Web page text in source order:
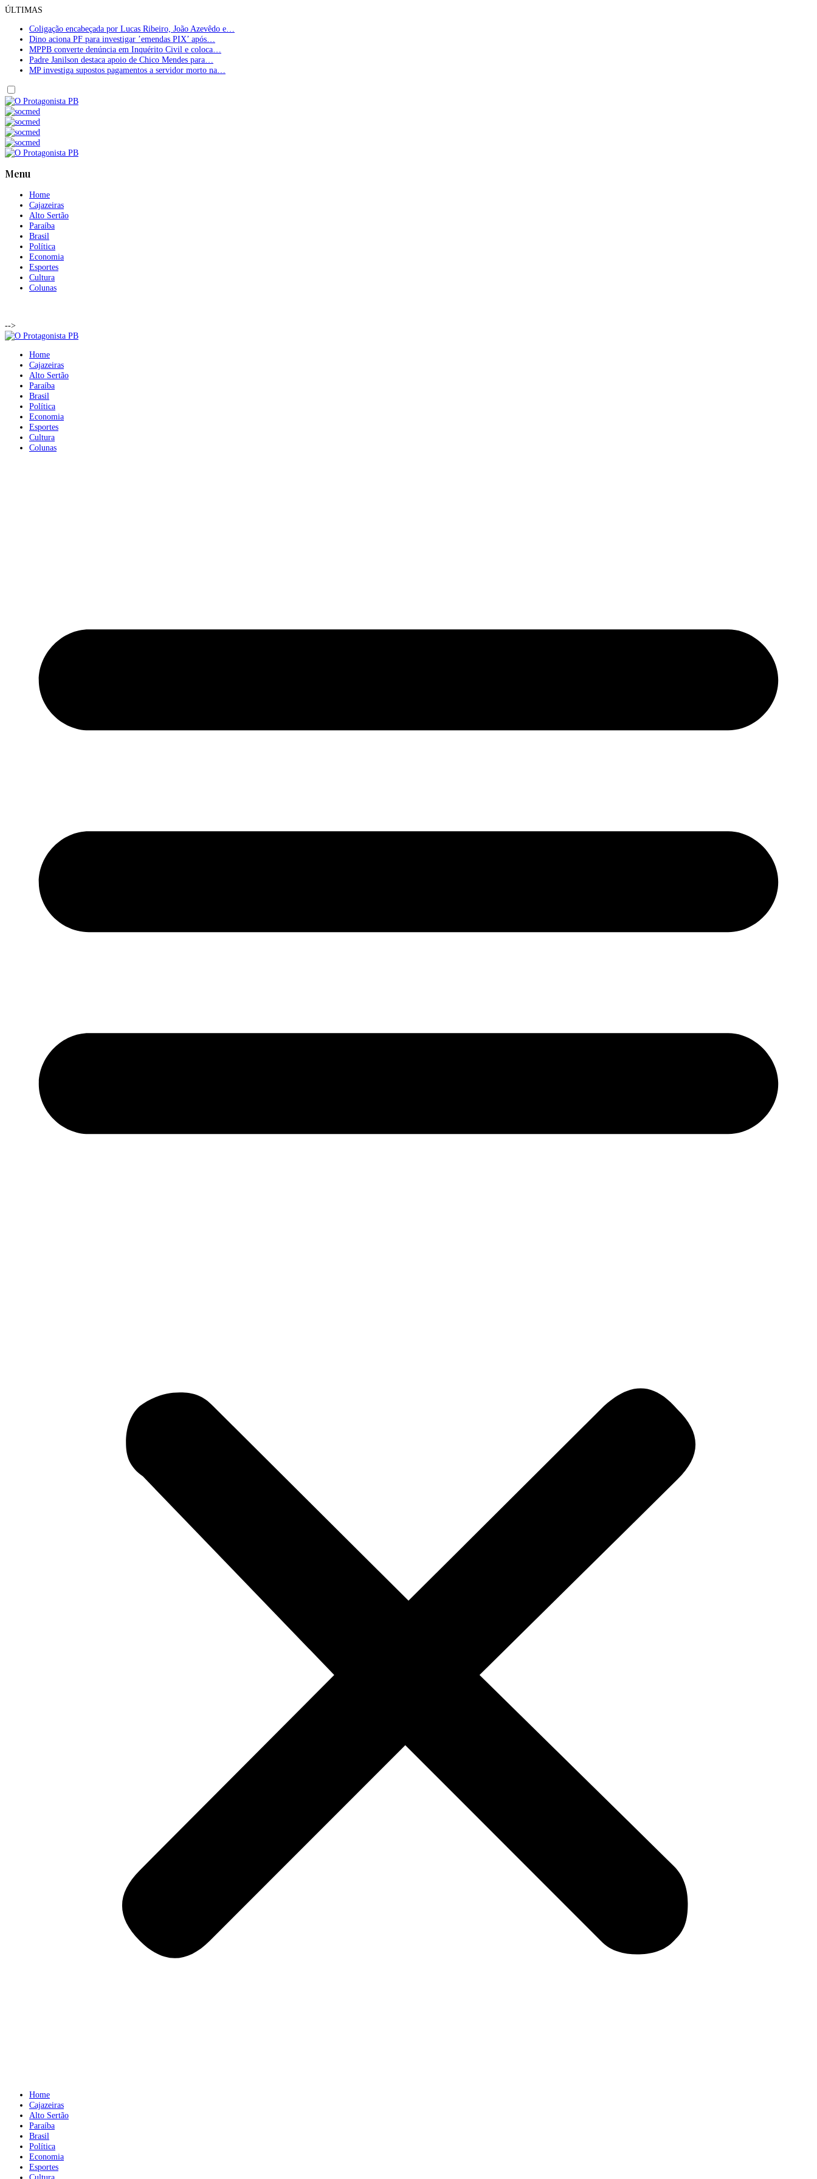
ÚLTIMAS
Coligação encabeçada por Lucas Ribeiro, João Azevêdo e…
Dino aciona PF para investigar ’emendas PIX’ após…
MPPB converte denúncia em Inquérito Civil e coloca…
Padre Janilson destaca apoio de Chico Mendes para…
MP investiga supostos pagamentos a servidor morto na…
Menu
Home
Cajazeiras
Alto Sertão
Paraíba
Brasil
Política
Economia
Esportes
Cultura
Colunas
-->
Home
Cajazeiras
Alto Sertão
Paraíba
Brasil
Política
Economia
Esportes
Cultura
Colunas
Home
Cajazeiras
Alto Sertão
Paraíba
Brasil
Política
Economia
Esportes